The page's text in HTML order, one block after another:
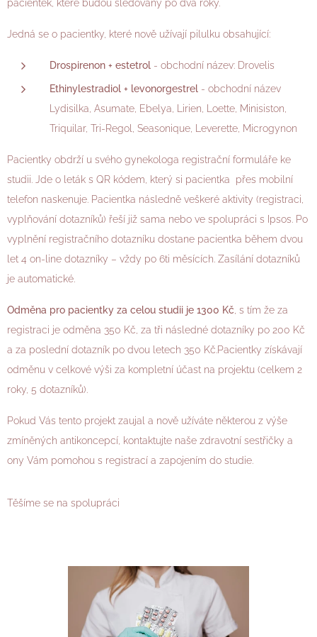
pacientek, které budou sledovány po dva roky.
Jedná se o pacientky, které nově užívají pilulku obsahující:
Drospirenon + estetrol - obchodní název: Drovelis
Ethinylestradiol + levonorgestrel - obchodní název
Lydisilka, Asumate, Ebelya, Lirien, Loette, Minisiston,
Triquilar, Tri-Regol, Seasonique, Leverette, Microgynon
Pacientky obdrží u svého gynekologa registrační formuláře ke
studii. Jde o leták s QR kódem, který si pacientka přes mobilní
telefon naskenuje. Pacientka následně veškeré aktivity (registraci,
vyplňování dotazníků) řeší již sama nebo ve spolupráci s Ipsos. Po
vyplnění registračního dotazníku dostane pacientka během dvou
let 4 on-line dotazníky – vždy po 6ti měsících. Zasílání dotazníků
je automatické.
Odměna pro pacientky za celou studii je 1300 Kč , s tím že za
registraci je odměna 350 Kč, za tři následné dotazníky po 200 Kč
a za poslední dotazník po dvou letech 350 Kč.Pacientky získávají
odměnu v celkové výši za kompletní účast na projektu (celkem 2
roky, 5 dotazníků).
Pokud Vás tento projekt zaujal a nově užíváte některou z výše
zmíněných antikoncepcí, kontaktujte naše zdravotní sestřičky a
ony Vám pomohou s registrací a zapojením do studie.
Těšíme se na spolupráci